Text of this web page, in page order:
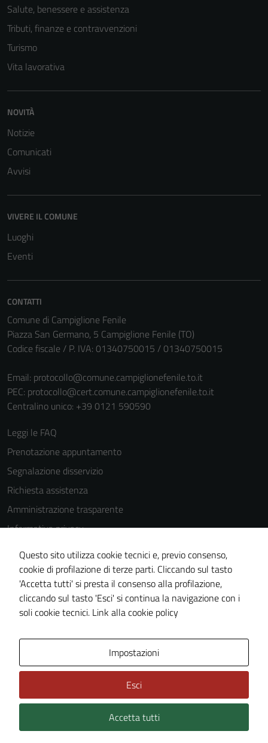
Salute, benessere e assistenza
Tributi, finanze e contravvenzioni
Turismo
Vita lavorativa
NOVITÀ
Notizie
Comunicati
Avvisi
VIVERE IL COMUNE
Luoghi
Eventi
CONTATTI
Comune di Campiglione Fenile
Piazza San Germano, 5 Campiglione Fenile (TO)
Codice fiscale / P. IVA: 01340750015 / 01340750015
Email: protocollo@comune.campiglionefenile.to.it
PEC: protocollo@cert.comune.campiglionefenile.to.it
Centralino unico: +39 0121 590590
Leggi le FAQ
Prenotazione appuntamento
Segnalazione disservizio
Richiesta assistenza
Amministrazione trasparente
Informativa privacy
Cookie Policy
Note legali
Dichiarazione di accessibilità
Piano di miglioramento del sito
Technical Design s.r.l.
Questo sito utilizza cookie tecnici e, previo consenso,
cookie di profilazione di terze parti. Cliccando sul tasto
'Accetta tutti' si presta il consenso alla profilazione,
cliccando sul tasto 'Esci' si continua la navigazione con i
soli cookie tecnici. Link alla cookie policy
Impostazioni
Esci
Accetta tutti